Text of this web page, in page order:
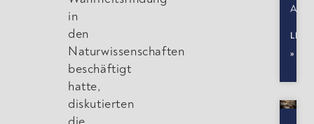
in
den
Naturwissenschaften
beschäftigt
hatte,
diskutierten
AH
»